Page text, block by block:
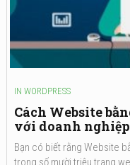
IN WORDPRESS
Cách Website
với doanh nghiệp
Bạn có biết rằng Website
trong số mười triệu trang